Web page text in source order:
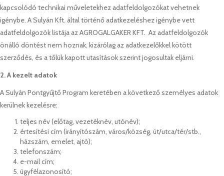
kapcsolódó technikai műveletekhez adatfeldolgozókat vehetnek
igénybe. A Sulyán Kft. által történő adatkezeléshez igénybe vett
adatfeldolgozók listája az AGROGALGAKER KFT. Az adatfeldolgozók
önálló döntést nem hoznak, kizárólag az adatkezelőkkel kötött
szerződés, és a tőlük kapott utasítások szerint jogosultak eljárni.
2. A kezelt adatok
A Sulyán Pontgyűjtő Program keretében a következő személyes adatok
kerülnek kezelésre:
teljes név (előtag, vezetéknév, utónév);
értesítési cím (irányítószám, város/község, út/utca/tér/stb.,
házszám, emelet, ajtó);
telefonszám;
e-mail cím;
ügyfélazonosító;